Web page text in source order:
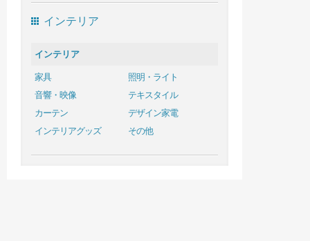
インテリア
インテリア
家具
照明・ライト
音響・映像
テキスタイル
カーテン
デザイン家電
インテリアグッズ
その他